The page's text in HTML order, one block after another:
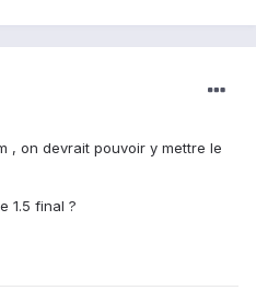
, on devrait pouvoir y mettre le
1.5 final ?